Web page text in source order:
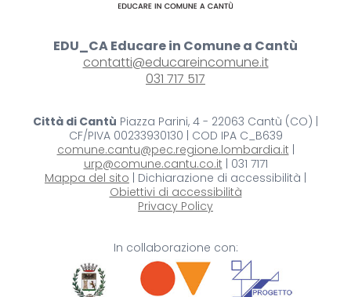
EDU_CA Educare in Comune a Cantù
contatti@educareincomune.it
031 717 517
Città di Cantù Piazza Parini, 4 - 22063 Cantù (CO) |
CF/PIVA 00233930130 | COD IPA C_B639
comune.cantu@pec.regione.lombardia.it
urp@comune.cantu.co.it | 031 7171
Mappa del sito | Dichiarazione di accessibilità |
Obiettivi di accessibilità
Privacy Policy
In collaborazione con: